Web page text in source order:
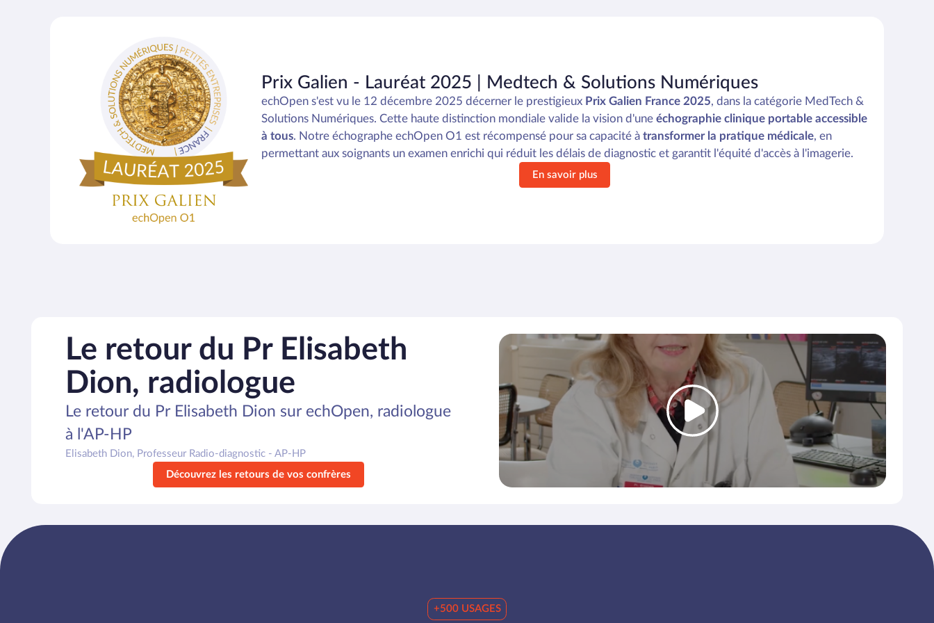
Prix Galien - Lauréat 2025 | Medtech & Solutions Numériques
echOpen s'est vu le 12 décembre 2025 décerner le prestigieux Prix Galien France 2025, dans la catégorie MedTech &
Solutions Numériques. Cette haute distinction mondiale valide la vision d'une échographie clinique portable accessible
à tous. Notre échographe echOpen O1 est récompensé pour sa capacité à transformer la pratique médicale, en
permettant aux soignants un examen enrichi qui réduit les délais de diagnostic et garantit l'équité d'accès à l'imagerie.
En savoir plus
Le retour du Pr Elisabeth
Dion, radiologue
Le retour du Pr Elisabeth Dion sur echOpen, radiologue
à l'AP-HP
Elisabeth Dion, Professeur Radio-diagnostic - AP-HP
Découvrez les retours de vos confrères
+500 USAGES